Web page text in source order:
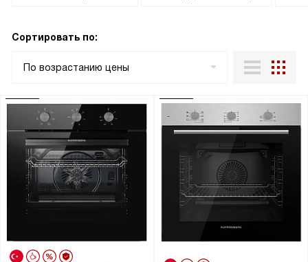
Сортировать по:
По возрастанию цены